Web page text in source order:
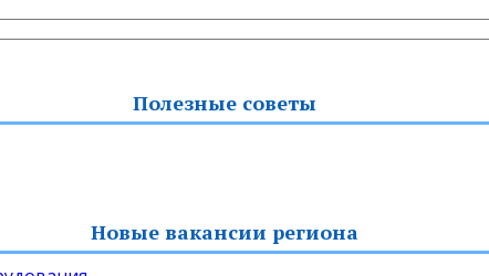
Полезные советы
Новые вакансии региона